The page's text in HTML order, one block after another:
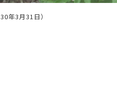
年3月31日）